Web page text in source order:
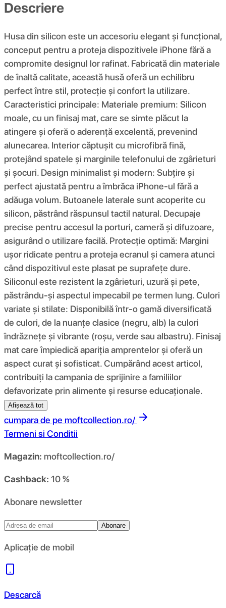
Descriere
Husa din silicon este un accesoriu elegant și funcțional,
conceput pentru a proteja dispozitivele iPhone fără a
compromite designul lor rafinat. Fabricată din materiale
de înaltă calitate, această husă oferă un echilibru
perfect între stil, protecție și confort la utilizare.
Caracteristici principale: Materiale premium: Silicon
moale, cu un finisaj mat, care se simte plăcut la
atingere și oferă o aderență excelentă, prevenind
alunecarea. Interior căptușit cu microfibră fină,
protejând spatele și marginile telefonului de zgârieturi
și șocuri. Design minimalist și modern: Subțire și
perfect ajustată pentru a îmbrăca iPhone-ul fără a
adăuga volum. Butoanele laterale sunt acoperite cu
silicon, păstrând răspunsul tactil natural. Decupaje
precise pentru accesul la porturi, cameră și difuzoare,
asigurând o utilizare facilă. Protecție optimă: Margini
ușor ridicate pentru a proteja ecranul și camera atunci
când dispozitivul este plasat pe suprafețe dure.
Siliconul este rezistent la zgârieturi, uzură și pete,
păstrându-și aspectul impecabil pe termen lung. Culori
variate și stilate: Disponibilă într-o gamă diversificată
de culori, de la nuanțe clasice (negru, alb) la culori
îndrăznețe și vibrante (roșu, verde sau albastru). Finisaj
mat care împiedică apariția amprentelor și oferă un
aspect curat și sofisticat. Cumpărând acest articol,
contribuiți la campania de sprijinire a familiilor
defavorizate prin alimente și resurse educaționale.
Afișează tot
cumpara de pe moftcollection.ro/
Termeni si Conditii
Magazin: moftcollection.ro/
Cashback: 10 %
Abonare newsletter
Abonare
Aplicație de mobil
Descarcă